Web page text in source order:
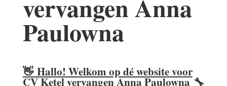
vervangen Anna
Paulowna
👋 Hallo! Welkom op dé website voor
CV Ketel vervangen Anna Paulowna🔧